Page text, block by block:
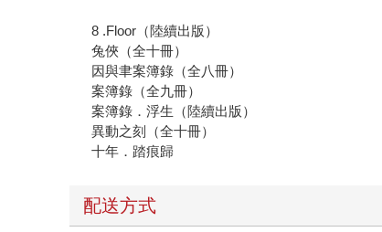
8 .Floor（陸續出版）
兔俠（全十冊）
因與聿案簿錄（全八冊）
案簿錄（全九冊）
案簿錄．浮生（陸續出版）
異動之刻（全十冊）
十年．踏痕歸
配送方式